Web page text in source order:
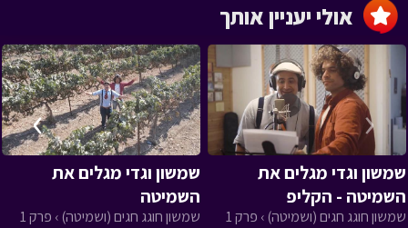
שמשון וגדי מגלים את
השמיטה - הקליפ
שמשון חוגג חגים (ושמיטה) › פרק 1
שמשון וגדי מגלים את
השמיטה
שמשון חוגג חגים (ושמיטה) › פרק 1
‹
›